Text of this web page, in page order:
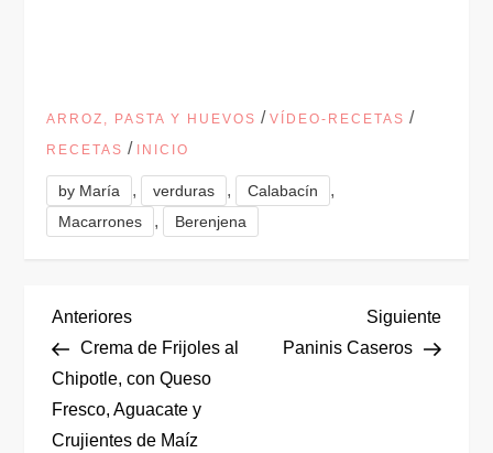
ARROZ, PASTA Y HUEVOS /VÍDEO-RECETAS /
RECETAS / INICIO
by María , verduras , Calabacín ,
Macarrones , Berenjena
N
a
v
Entrada
anterior
Anteriores
Crema de Frijoles al
Chipotle, con Queso
Fresco, Aguacate y
Crujientes de Maíz
Siguiente
Paninis Caseros